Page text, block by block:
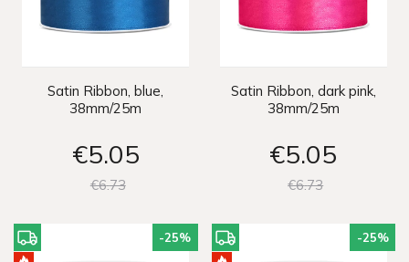
Satin Ribbon, blue,
38mm/25m
€5 05
€673
Satin Ribbon, dark pink,
38mm/25m
€5 05
€673
-25% -25%